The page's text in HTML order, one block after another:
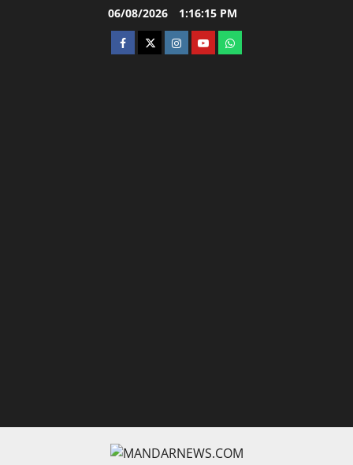
06/08/2026 1:16:17 PM
facebooktwitterinstagram.com
youtubewhatsapp